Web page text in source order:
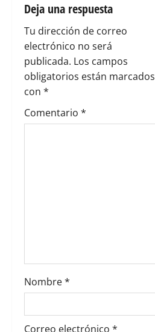
ó
n
d
e
e
a
s
Deja una respuesta
Tu dirección de correo
electrónico no será
publicada. Los campos
obligatorios están marcados
con *
Comentario *
Nombre*
Correo electrónico *